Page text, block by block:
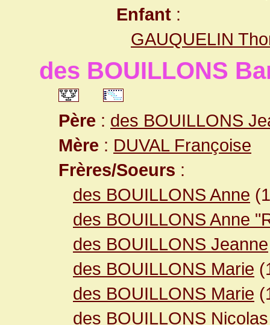
Enfant :
GAUQUELIN
des BOUILLONS
Père : des BOUILLONS
Mère : DUVAL Françoise
Frères/Soeurs :
des BOUILLONS Anne
des BOUILLONS Anne
des BOUILLONS Jeanne
des BOUILLONS Marie
des BOUILLONS Marie
des BOUILLONS Nicolas